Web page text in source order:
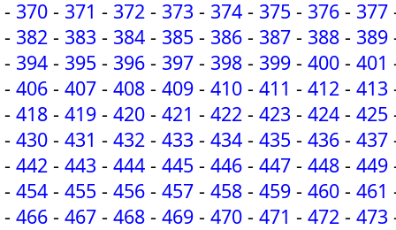
- 370 - 371 - 372 - 373 - 374 - 375 - 376 - 377
- 382 - 383 - 384 - 385 - 386 - 387 - 388 - 389
- 394 - 395 - 396 - 397 - 398 - 399 - 400 - 401
- 406 - 407 - 408 - 409 - 410 - 411 - 412 - 413
- 418 - 419 - 420 - 421 - 422 - 423 - 424 - 425
- 430 - 431 - 432 - 433 - 434 - 435 - 436 - 437
- 442 - 443 - 444 - 445 - 446 - 447 - 448 - 449
- 454 - 455 - 456 - 457 - 458 - 459 - 460 - 461
- 466 - 467 - 468 - 469 - 470 - 471 - 472 - 473